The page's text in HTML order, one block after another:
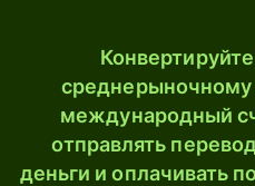
среднерыночному
международный
отправлять
деньги и оплачивать